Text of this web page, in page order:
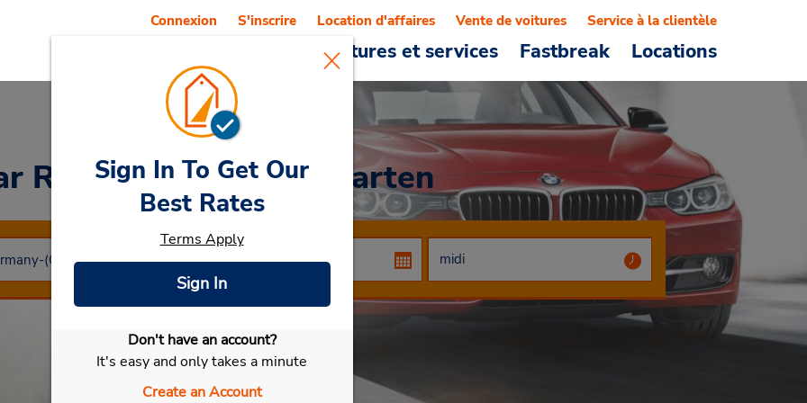
Voitures et services Fastbreak Locations
Connexion S'inscrire Location d'affaires Vente de voitures Service à la clientèle
RentalRibnitz Damgarten
Sélectionner ma voiture
Sign In To Get Our
Best Rates
Terms Apply
Sign In
Don't have an account?
It's easy and only takes a minute
Create an Account